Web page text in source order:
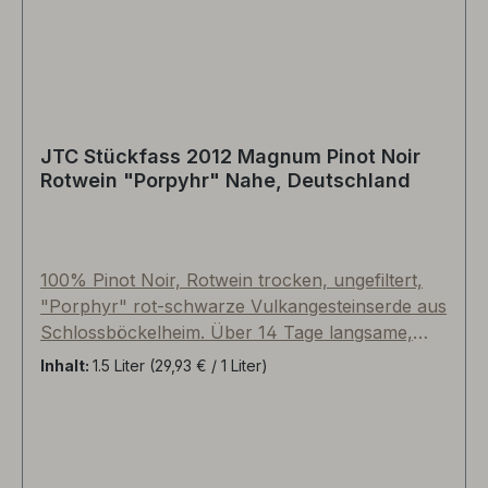
JTC Stückfass 2012 Magnum Pinot Noir
Rotwein "Porpyhr" Nahe, Deutschland
100% Pinot Noir, Rotwein trocken, ungefiltert,
"Porphyr" rot-schwarze Vulkangesteinserde aus
Schlossböckelheim. Über 14 Tage langsame,
kühle Maischegärung mit Schalen, biologischer
Inhalt: 1.5 Liter (29,93 € / 1 Liter)